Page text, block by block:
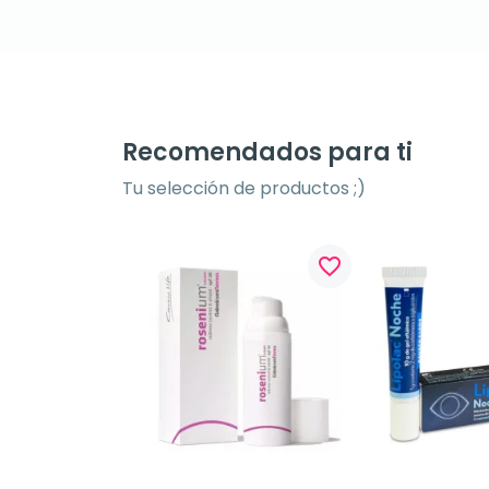
Recomendados para ti
Tu selección de productos ;)
favorite_border